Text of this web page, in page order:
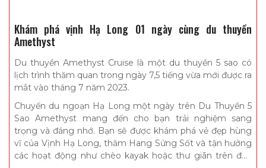
Khám phá vịnh Hạ Long 01 ngày cùng du thuyền
Amethyst
Du thuyền Amethyst Cruise là một du thuyền 5 sao có
lịch trình thăm quan trong ngày 7,5 tiếng vừa mới được ra
mắt vào tháng 7 năm 2023.
Chuyến du ngoạn Hạ Long một ngày trên Du Thuyền 5
Sao Amethyst mang đến cho bạn trải nghiệm sang
trọng và đáng nhớ. Bạn sẽ được khám phá vẻ đẹp hùng
vĩ của Vịnh Hạ Long, thăm Hang Sửng Sốt và tận hưởng
các hoạt động như chèo kayak hoặc thư giãn trên đảo